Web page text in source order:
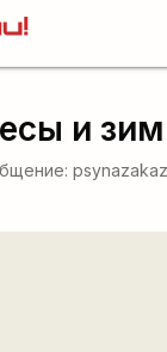
и
psynazakaz